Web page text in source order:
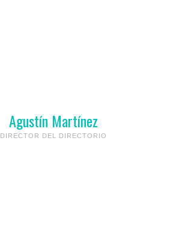
Agustín Martínez
DIRECTOR DEL DIRECTORIO